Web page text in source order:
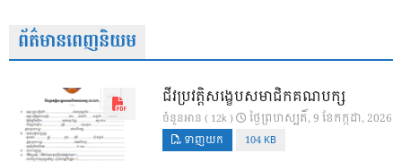
ព័ត៌មានពេញនិយម
ជីវប្រវត្តិសង្ខេបសមាជិកគណបក្ស
ចំនួនអាន ( 12k ) ថ្ងៃ​ព្រហស្បតិ៍, 9 ខែ​កក្កដា, 2026
ទាញយក 104 KB